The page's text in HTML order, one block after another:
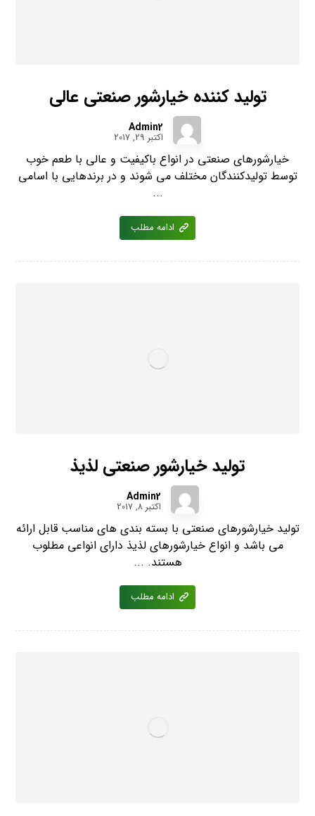
تولید کننده خیارشور صنعتی عالی
Admin2
اکتبر 29, 2017
خیارشورهای صنعتی در انواع باکیفیت و عالی با طعم خوب
توسط تولیدکنندگان مختلف می شوند و در برندهایی با اسامی
...
ادامه مطلب
تولید خیارشور صنعتی لذیذ
Admin2
اکتبر 8, 2017
تولید خیارشورهای صنعتی با بسته بندی های مناسب قابل ارائه
می باشد و انواع خیارشورهای لذیذ دارای انواعی مطلوب
هستند. ...
ادامه مطلب